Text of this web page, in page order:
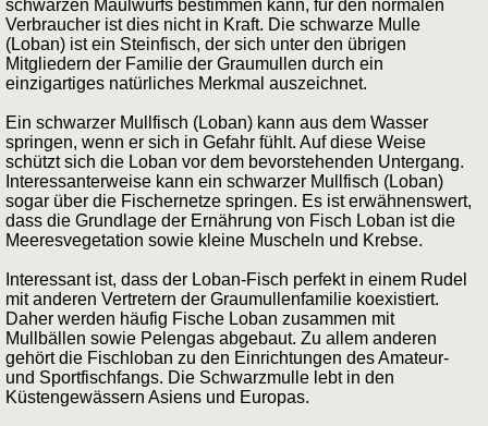
schwarzen Maulwurfs bestimmen kann, für den normalen
Verbraucher ist dies nicht in Kraft. Die schwarze Mulle
(Loban) ist ein Steinfisch, der sich unter den übrigen
Mitgliedern der Familie der Graumullen durch ein
einzigartiges natürliches Merkmal auszeichnet.
Ein schwarzer Mullfisch (Loban) kann aus dem Wasser
springen, wenn er sich in Gefahr fühlt. Auf diese Weise
schützt sich die Loban vor dem bevorstehenden Untergang.
Interessanterweise kann ein schwarzer Mullfisch (Loban)
sogar über die Fischernetze springen. Es ist erwähnenswert,
dass die Grundlage der Ernährung von Fisch Loban ist die
Meeresvegetation sowie kleine Muscheln und Krebse.
Interessant ist, dass der Loban-Fisch perfekt in einem Rudel
mit anderen Vertretern der Graumullenfamilie koexistiert.
Daher werden häufig Fische Loban zusammen mit
Mullbällen sowie Pelengas abgebaut. Zu allem anderen
gehört die Fischloban zu den Einrichtungen des Amateur-
und Sportfischfangs. Die Schwarzmulle lebt in den
Küstengewässern Asiens und Europas.